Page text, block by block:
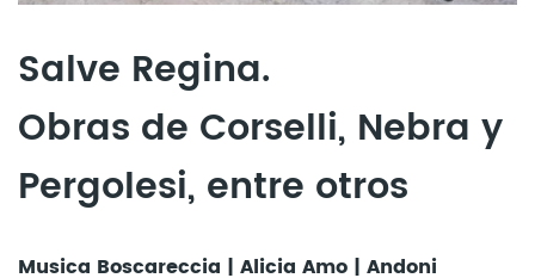
Salve Regina.
Obras de Corselli, Nebra y
Pergolesi, entre otros
Musica Boscareccia | Alicia Amo | Andoni